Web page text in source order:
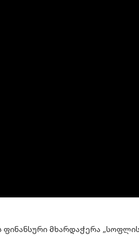
ფინანსური მხარდაჭერა